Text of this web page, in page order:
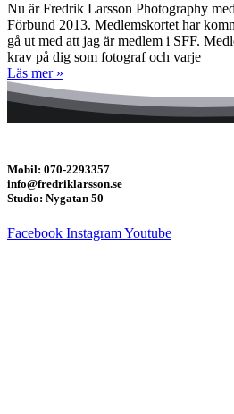
Nu är Fredrik Larsson Photography
Förbund 2013. Medlemskortet har
gå ut med att jag är medlem i SFF.
krav på dig som fotograf och varje
Läs mer »
Mobil: 070-2293357
info@fredriklarsson.se
Studio: Nygatan 50
Facebook InstagramYoutube